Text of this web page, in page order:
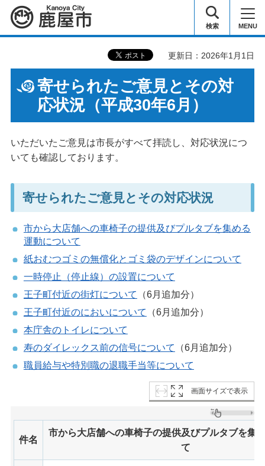
鹿屋市 検索 MENU
更新日：2026年1月1日
寄せられたご意見とその対
応状況（平成30年6月）
いただいたご意見は市長がすべて拝読し、対応状況につ
いても確認しております。
寄せられたご意見とその対応状況
市から大店舗への車椅子の提供及びプルタブを集める
運動について
紙おむつゴミの無償化とゴミ袋のデザインについて
一時停止（停止線）の設置について
王子町付近の街灯について
（6月追加分）
王子町付近のにおいについて
（6月追加分）
本庁舎のトイレについて
寿のダイレックス前の信号について
（6月追加分）
職員給与や特別職の退職手当等について
画面サイズで表示
件名
市から大店舗への車椅子の提供及びプルタブを集
て